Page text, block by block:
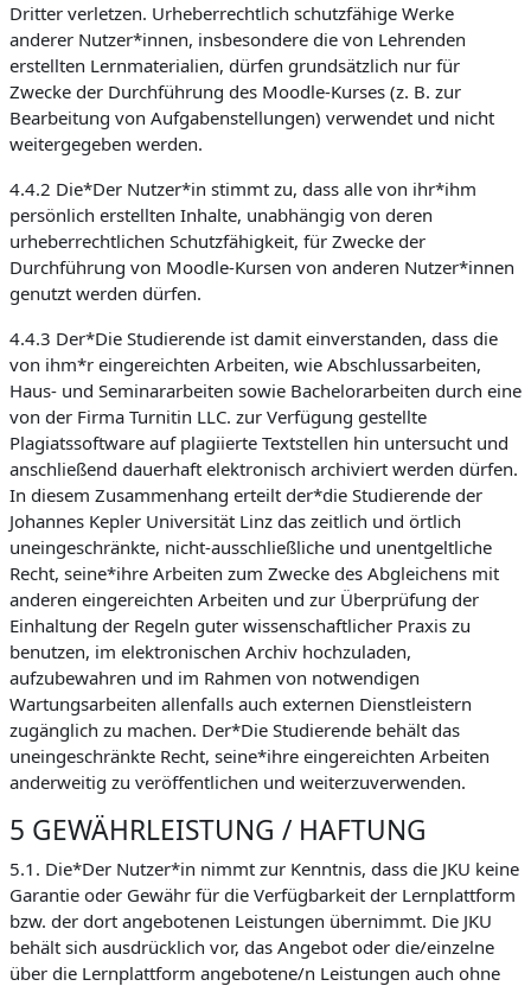
Dritter verletzen. Urheberrechtlich schutzfähige Werke
anderer Nutzer*innen, insbesondere die von Lehrenden
erstellten Lernmaterialien, dürfen grundsätzlich nur für
Zwecke der Durchführung des Moodle-Kurses (z. B. zur
Bearbeitung von Aufgabenstellungen) verwendet und nicht
weitergegeben werden.
4.4.2 Die*Der Nutzer*in stimmt zu, dass alle von ihr*ihm
persönlich erstellten Inhalte, unabhängig von deren
urheberrechtlichen Schutzfähigkeit, für Zwecke der
Durchführung von Moodle-Kursen von anderen Nutzer*innen
genutzt werden dürfen.
4.4.3 Der*Die Studierende ist damit einverstanden, dass die
von ihm*r eingereichten Arbeiten, wie Abschlussarbeiten,
Haus- und Seminararbeiten sowie Bachelorarbeiten durch eine
von der Firma Turnitin LLC. zur Verfügung gestellte
Plagiatssoftware auf plagiierte Textstellen hin untersucht und
anschließend dauerhaft elektronisch archiviert werden dürfen.
In diesem Zusammenhang erteilt der*die Studierende der
Johannes Kepler Universität Linz das zeitlich und örtlich
uneingeschränkte, nicht-ausschließliche und unentgeltliche
Recht, seine*ihre Arbeiten zum Zwecke des Abgleichens mit
anderen eingereichten Arbeiten und zur Überprüfung der
Einhaltung der Regeln guter wissenschaftlicher Praxis zu
benutzen, im elektronischen Archiv hochzuladen,
aufzubewahren und im Rahmen von notwendigen
Wartungsarbeiten allenfalls auch externen Dienstleistern
zugänglich zu machen. Der*Die Studierende behält das
uneingeschränkte Recht, seine*ihre eingereichten Arbeiten
anderweitig zu veröffentlichen und weiterzuverwenden.
5 GEWÄHRLEISTUNG / HAFTUNG
5.1. Die*Der Nutzer*in nimmt zur Kenntnis, dass die JKU keine
Garantie oder Gewähr für die Verfügbarkeit der Lernplattform
bzw. der dort angebotenen Leistungen übernimmt. Die JKU
behält sich ausdrücklich vor, das Angebot oder die/einzelne
über die Lernplattform angebotene/n Leistungen auch ohne